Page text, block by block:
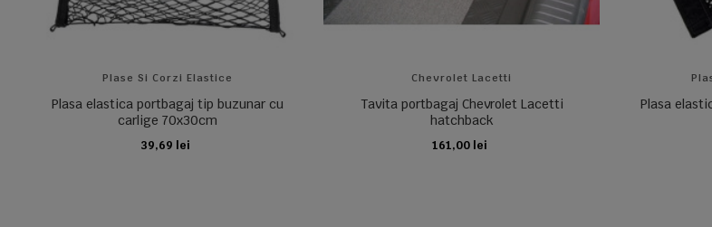
Plase Si Corzi Elastice
Plasa elastica portbagaj tip buzunar cu
carlige 70x30cm
39,69 lei
ADAUGA IN COS
Chevrolet Lacetti
Tavita portbagaj Chevrolet Lacetti
hatchback
161,00 lei
ADAUGA IN COS
Plasa